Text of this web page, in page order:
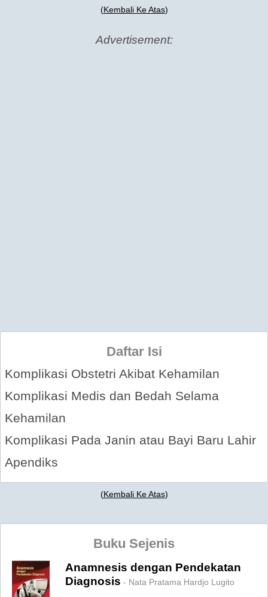
(Kembali Ke Atas)
Advertisement:
Daftar Isi
Komplikasi Obstetri Akibat Kehamilan
Komplikasi Medis dan Bedah Selama
Kehamilan
Komplikasi Pada Janin atau Bayi Baru Lahir
Apendiks
(Kembali Ke Atas)
Buku Sejenis
Anamnesis dengan Pendekatan
Diagnosis - Nata Pratama Hardjo Lugito